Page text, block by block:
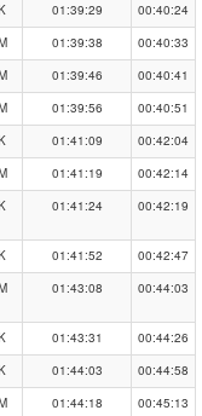
01:39:29
00:40:24
01:39:38
00:40:33
01:39:46
00:40:41
01:39:56
00:40:51
01:41:09
00:42:04
01:41:19
00:42:14
01:41:24 00:42:19
01:41:52
00:42:47
01:43:08 00:44:03
01:43:31
00:44:26
01:44:03
00:44:58
01:44:18
00:45:13